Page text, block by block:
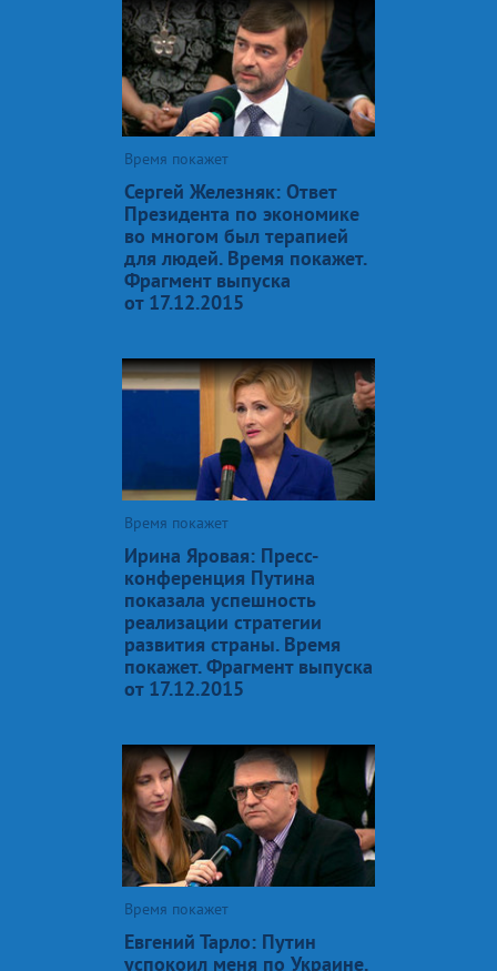
Время покажет
Сергей Железняк: Ответ
Президента по экономике
во многом был терапией
для людей. Время покажет.
Фрагмент выпуска
от 17.12.2015
Время покажет
Ирина Яровая: Пресс-
конференция Путина
показала успешность
реализации стратегии
развития страны. Время
покажет. Фрагмент выпуска
от 17.12.2015
Время покажет
Евгений Тарло: Путин
успокоил меня по Украине.